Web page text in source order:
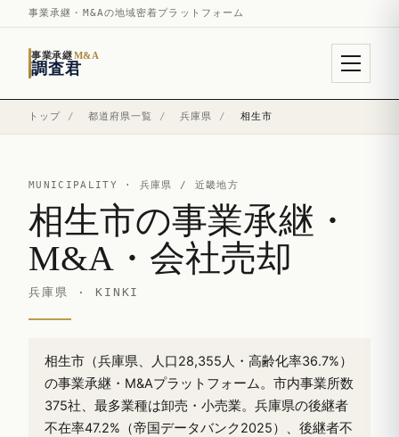
事業承継・M&Aの地域密着プラットフォーム
事業承継M&A
調査君
トップ / 都道府県一覧 / 兵庫県 / 相生市
MUNICIPALITY · 兵庫県 / 近畿地方
相生市の事業承継・
M&A・会社売却
兵庫県 · KINKI
相生市（兵庫県、人口28,355人・高齢化率36.7%）
の事業承継・M&Aプラットフォーム。市内事業所数
375社、最多業種は卸売・小売業。兵庫県の後継者
不在率47.2%（帝国データバンク2025）、後継者不